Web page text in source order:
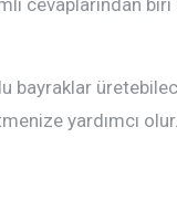
cevaplarından biri
bayraklar
yardımcı olur.